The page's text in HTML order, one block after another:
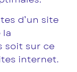
d’un site
soit sur ce
internet.